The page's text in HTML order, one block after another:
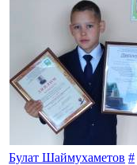
Булат Шаймухаметов #